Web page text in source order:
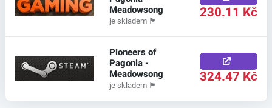
Meadowsong
je skladem 🏴 230.11 Kč
Pioneers of
Pagonia -
Meadowsong
je skladem 🏴 324.47 Kč